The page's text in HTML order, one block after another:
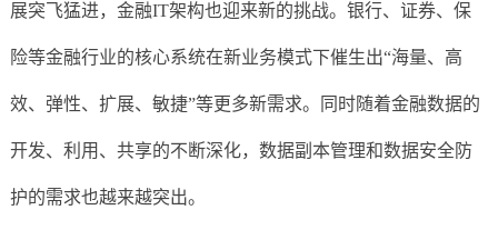
展突飞猛进，金融IT架构也迎来新的挑战。银行、证券、保
险等金融行业的核心系统在新业务模式下催生出“海量、高
效、弹性、扩展、敏捷”等更多新需求。同时随着金融数据的
开发、利用、共享的不断深化，数据副本管理和数据安全防
护的需求也越来越突出。